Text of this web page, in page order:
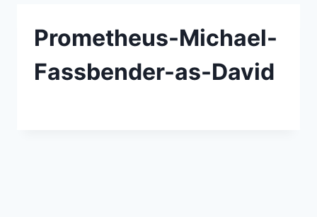
Prometheus-Michael-
Fassbender-as-David